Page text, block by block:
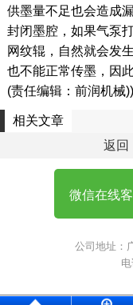
供墨量不足也会造成
封闭墨腔，如果气泵
网纹辊，自然就会发
也不能正常传墨， 因
(责任编辑：前润机械))
相关文章
返回
微信在线
公司地址：
电